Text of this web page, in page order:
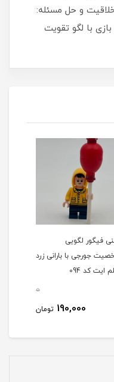
و حل مسئله:
با لگو تقویت
فیگور لگویی
جورجی با بارانی زرد
ایت کد 094
0
190,000 تومان